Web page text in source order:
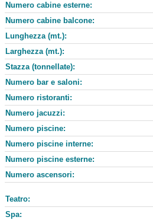
Numero cabine esterne:
Numero cabine balcone:
Lunghezza (mt.):
Larghezza (mt.):
Stazza (tonnellate):
Numero bar e saloni:
Numero ristoranti:
Numero jacuzzi:
Numero piscine:
Numero piscine interne:
Numero piscine esterne:
Numero ascensori:
Teatro:
Spa: